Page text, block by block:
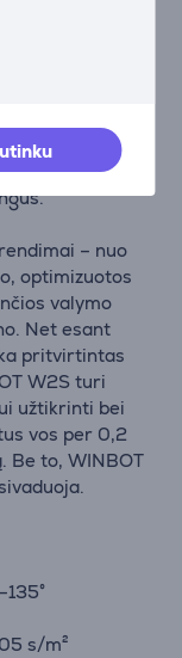
tampa
apimančią
užtikrinamas
– nuo
optimizuotos
valymo
Net esant
pritvirtintas
W2S turi
užtikrinti bei
vos per 0,2
Be to, WINBOT
s/m²